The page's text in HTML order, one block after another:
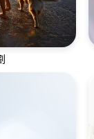
於逆轉生物